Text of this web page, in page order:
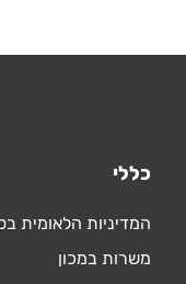
כללי
המדיניות הלאומית
משרות במכון